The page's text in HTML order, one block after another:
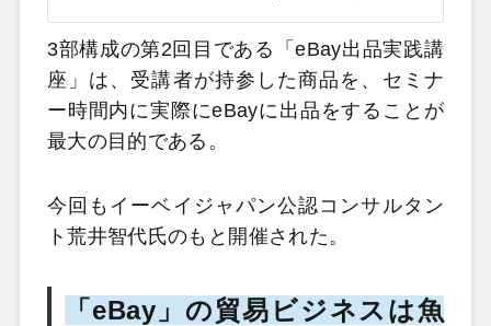
3部構成の第2回目である「eBay出品実践講
座」は、受講者が持参した商品を、セミナ
ー時間内に実際にeBayに出品をすることが
最大の目的である。
今回もイーベイジャパン公認コンサルタン
ト荒井智代氏のもと開催された。
「eBay」の貿易ビジネスは魚